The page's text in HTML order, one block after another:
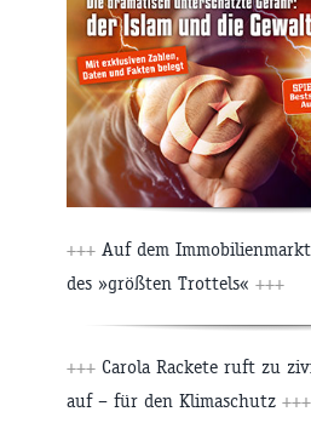
+++ Auf dem
des »größten Trottels« +++
+++ Carola Rackete ruft zu
auf – für den Klimaschutz +++